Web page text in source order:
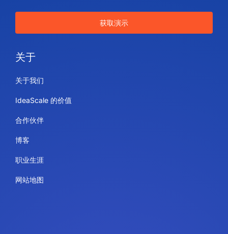
获取演示
关于
关于我们
IdeaScale 的价值
合作伙伴
博客
职业生涯
网站地图